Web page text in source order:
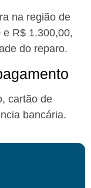
na região de
R$ 1.300,00,
do reparo.
cartão de
bancária.